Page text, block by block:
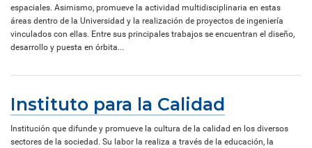
espaciales. Asimismo, promueve la actividad multidisciplinaria en estas
áreas dentro de la Universidad y la realización de proyectos de ingeniería
vinculados con ellas. Entre sus principales trabajos se encuentran el diseño,
desarrollo y puesta en órbita...
Instituto para la Calidad
Institución que difunde y promueve la cultura de la calidad en los diversos
sectores de la sociedad. Su labor la realiza a través de la educación, la